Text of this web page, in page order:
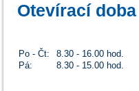
Otevírací doba
Po - Čt:
8.30 - 16.00 hod.
Pá:
8.30 - 15.00 hod.